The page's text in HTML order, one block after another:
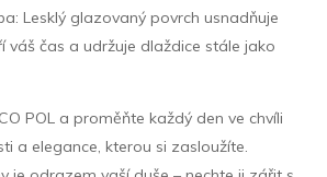
Lesklý glazovaný povrch usnadňuje
váš čas a udržuje dlaždice stále jako
POL a proměňte každý den ve chvíli
a elegance, kterou si zasloužíte.